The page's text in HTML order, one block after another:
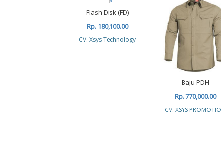
Flash Disk (FD)
Rp. 180,100.00
CV. Xsys Technology
Baju PDH
Rp. 770,000.00
CV. XSYS